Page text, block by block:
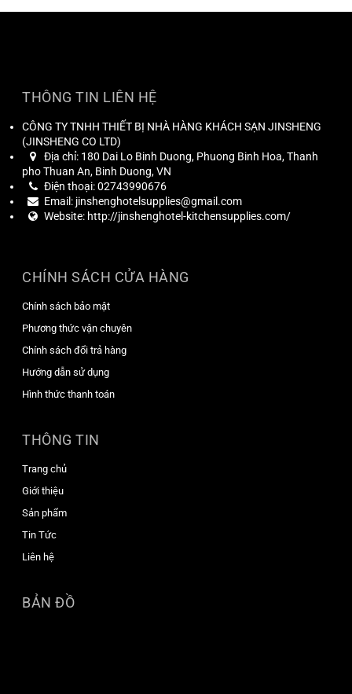
THÔNG TIN LIÊN HỆ
CÔNG TY TNHH THIẾT BỊ NHÀ HÀNG KHÁCH SẠN JINSHENG
(JINSHENG CO LTD)
Địa chỉ: 180 Dai Lo Binh Duong, Phuong Binh Hoa, Thanh
pho Thuan An, Binh Duong, VN
Điện thoại:02743990676
Email: jinshenghotelsupplies@gmail.com
Website: http://jinshenghotel-kitchensupplies.com/
CHÍNH SÁCH CỬA HÀNG
Chính sách bảo mật
Phương thức vận chuyên
Chính sách đổi trả hàng
Hướng dẫn sử dụng
Hình thức thanh toán
THÔNG TIN
Trang chủ
Giới thiệu
Sản phẩm
Tin Tức
Liên hệ
BẢN ĐỒ